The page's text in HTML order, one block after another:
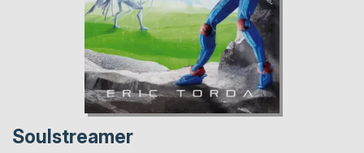
Soulstreamer